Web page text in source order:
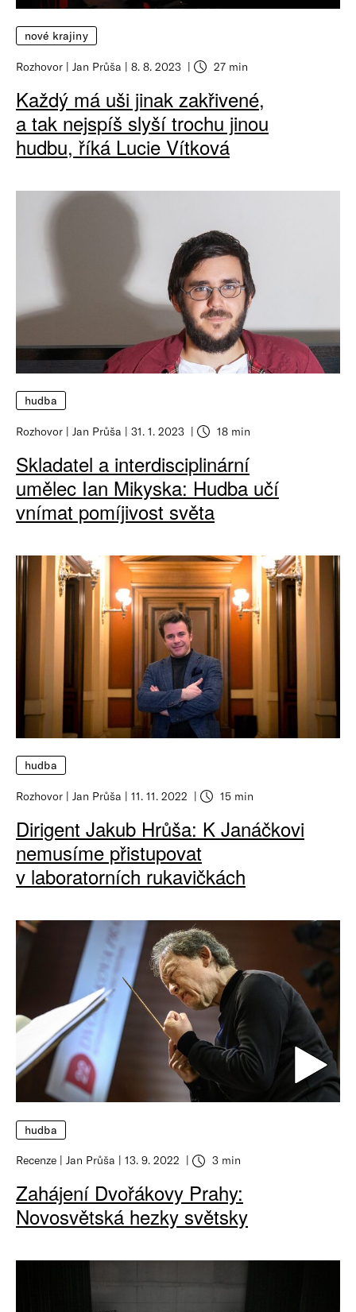
nové krajiny
Rozhovor Jan Průša 8. 8. 2023 27 min
Každý má uši jinak zakřivené,
a tak nejspíš slyší trochu jinou
hudbu, říká Lucie Vítková
hudba
Rozhovor Jan Průša 31. 1. 2023 18 min
Skladatel a interdisciplinární
umělec Ian Mikyska: Hudba učí
vnímat pomíjivost světa
hudba
Rozhovor Jan Průša 11. 11. 2022 15 min
Dirigent Jakub Hrůša: K Janáčkovi
nemusíme přistupovat
v laboratorních rukavičkách
hudba
Recenze Jan Průša 13. 9. 2022 3 min
Zahájení Dvořákovy Prahy:
Novosvětská hezky světsky